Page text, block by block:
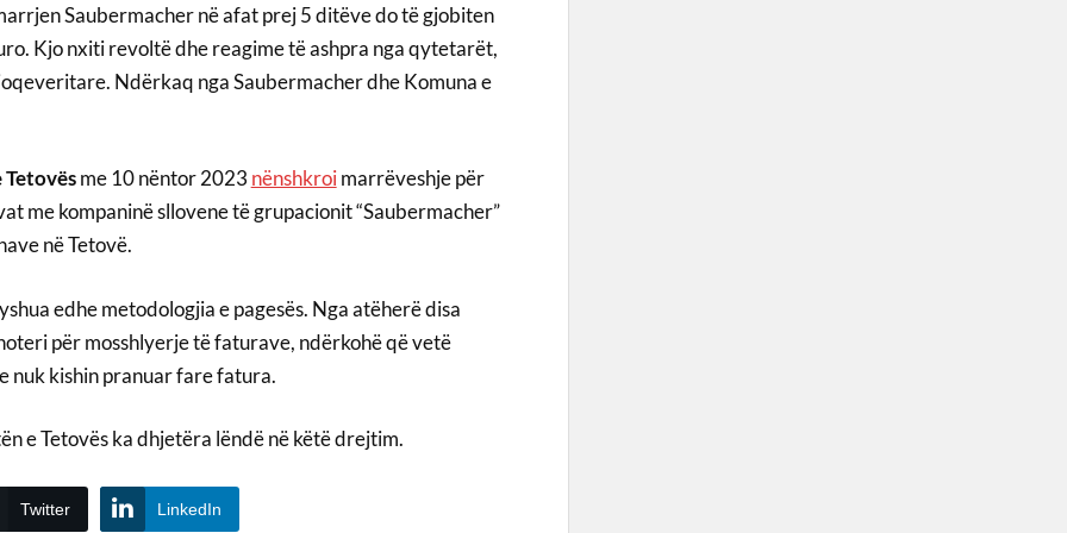
Saubermacher në afat prej 5 ditëve do të gjobiten
Kjo nxiti revoltë dhe reagime të ashpra nga qytetarët,
Ndërkaq nga Saubermacher dhe Komuna e
me 10 nëntor 2023 nënshkroimarrëveshje për
me kompaninë sllovene të grupacionit “Saubermacher”
në Tetovë.
edhe metodologjia e pagesës. Nga atëherë disa
për mosshlyerje të faturave, ndërkohë që vetë
nuk kishin pranuar fare fatura.
e Tetovës ka dhjetëra lëndë në këtë drejtim.
Twitter LinkedIn